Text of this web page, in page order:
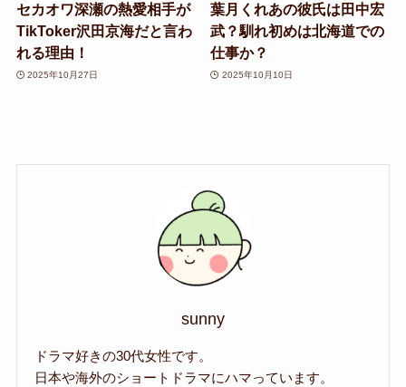
セカオワ深瀬の熱愛相手が
TikToker沢田京海だと言わ
れる理由！
2025年10月27日
葉月くれあの彼氏は田中宏
武？馴れ初めは北海道での
仕事か？
2025年10月10日
sunny
ドラマ好きの30代女性です。
日本や海外のショートドラマにハマっています。